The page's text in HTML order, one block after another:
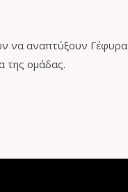
να αναπτύξουν Γέφυρα
της ομάδας.